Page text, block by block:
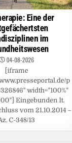
Eine der
im
04-08-2026
[iframe
p
width="100%"
Eingebunden lt.
vom 21.10.2014 –
C-348/13